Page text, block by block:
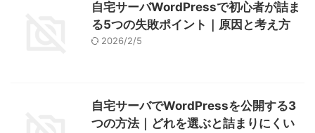
自宅サーバWordPressで初心者が詰ま
る5つの失敗ポイント｜原因と考え方
2026/2/5
自宅サーバでWordPressを公開する3
つの方法｜どれを選ぶと詰まりにくい